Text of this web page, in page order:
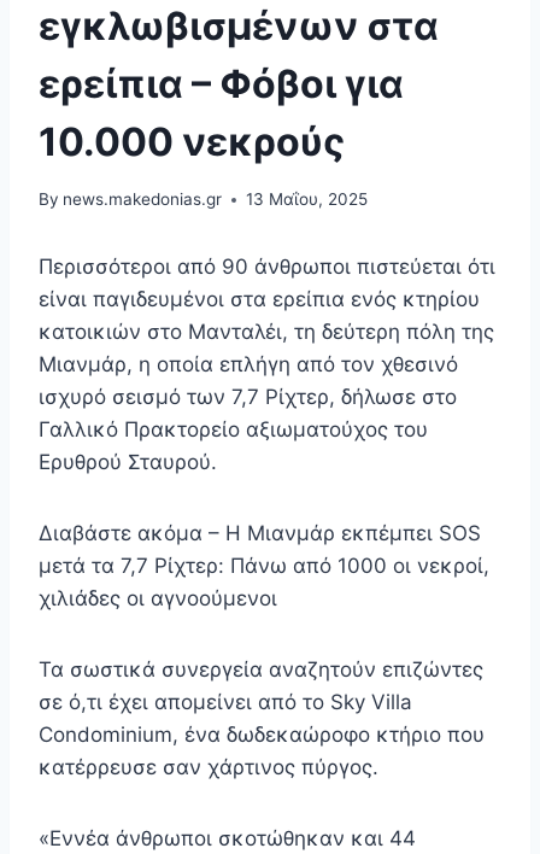
εγκλωβισμένων στα
ερείπια – Φόβοι για
10.000 νεκρούς
By news.makedonias.gr 13 Μαΐου, 2025
Περισσότεροι από 90 άνθρωποι πιστεύεται ότι
είναι παγιδευμένοι στα ερείπια ενός κτηρίου
κατοικιών στο Μανταλέι, τη δεύτερη πόλη της
Μιανμάρ, η οποία επλήγη από τον χθεσινό
ισχυρό σεισμό των 7,7 Ρίχτερ, δήλωσε στο
Γαλλικό Πρακτορείο αξιωματούχος του
Ερυθρού Σταυρού.
Διαβάστε ακόμα – Η Μιανμάρ εκπέμπει SOS
μετά τα 7,7 Ρίχτερ: Πάνω από 1000 οι νεκροί,
χιλιάδες οι αγνοούμενοι
Τα σωστικά συνεργεία αναζητούν επιζώντες
σε ό,τι έχει απομείνει από το Sky Villa
Condominium, ένα δωδεκαώροφο κτήριο που
κατέρρευσε σαν χάρτινος πύργος.
«Εννέα άνθρωποι σκοτώθηκαν και 44